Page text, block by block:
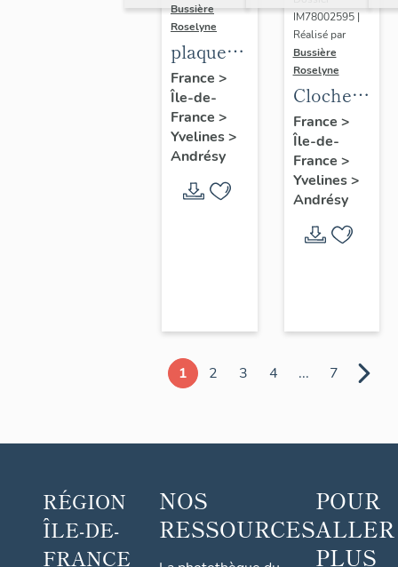
Bussière
Roselyne
plaque
commémorative
des
instituteurs
de Seine
et Oise
France >
Île-de-
France >
Yvelines>
Andrésy
IM78002595 |
Réalisé par
Bussière
Roselyne
Cloche
dite
Germaine,
Eugénie
France >
Île-de-
France >
Yvelines>
Andrésy
1 2 3 4 ... 7
RÉGION
ÎLE-DE-
FRANCE
NOS
RESSOURCES
POUR
ALLER
PLUS